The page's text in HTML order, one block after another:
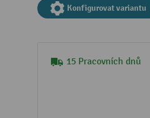
Konfigurovat variantu
15 Pracovních dnů